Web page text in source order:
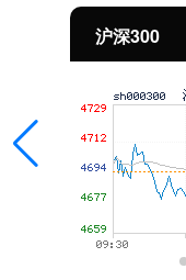
北证50